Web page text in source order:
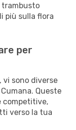
trambusto
più sulla flora
per
vi sono diverse
Queste
competitive,
verso la tua